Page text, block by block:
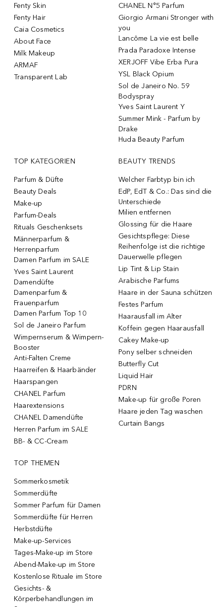
Fenty Skin
Fenty Hair
Caia Cosmetics
About Face
Milk Makeup
ARMAF
Transparent Lab
CHANEL N°5 Parfum
Giorgio Armani Stronger with
you
Lancôme La vie est belle
Prada Paradoxe Intense
XERJOFF Vibe Erba Pura
YSL Black Opium
Sol de Janeiro No. 59
Bodyspray
Yves Saint Laurent Y
Summer Mink - Parfum by
Drake
Huda Beauty Parfum
TOP KATEGORIEN
Parfum & Düfte
Beauty Deals
Make-up
Parfum-Deals
Rituals Geschenksets
Männerparfum &
Herrenparfum
Damen Parfum im SALE
Yves Saint Laurent
Damendüfte
Damenparfum &
Frauenparfum
Damen Parfum Top 10
Sol de Janeiro Parfum
Wimpernserum & Wimpern-
Booster
Anti-Falten Creme
Haarreifen & Haarbänder
Haarspangen
CHANEL Parfum
Haarextensions
CHANEL Damendüfte
Herren Parfum im SALE
BB- & CC-Cream
BEAUTY TRENDS
Welcher Farbtyp bin ich
EdP, EdT & Co.: Das sind die
Unterschiede
Milien entfernen
Glossing für die Haare
Gesichtspflege: Diese
Reihenfolge ist die richtige
Dauerwelle pflegen
Lip Tint & Lip Stain
Arabische Parfums
Haare in der Sauna schützen
Festes Parfum
Haarausfall im Alter
Koffein gegen Haarausfall
Cakey Make-up
Pony selber schneiden
Butterfly Cut
Liquid Hair
PDRN
Make-up für große Poren
Haare jeden Tag waschen
Curtain Bangs
TOP THEMEN
Sommerkosmetik
Sommerdüfte
Sommer Parfum für Damen
Sommerdüfte für Herren
Herbstdüfte
Make-up-Services
Tages-Make-up im Store
Abend-Make-up im Store
Kostenlose Rituale im Store
Gesichts- &
Körperbehandlungen im